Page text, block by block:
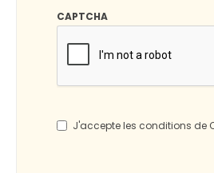
CAPTCHA
* J'accepte les conditions de